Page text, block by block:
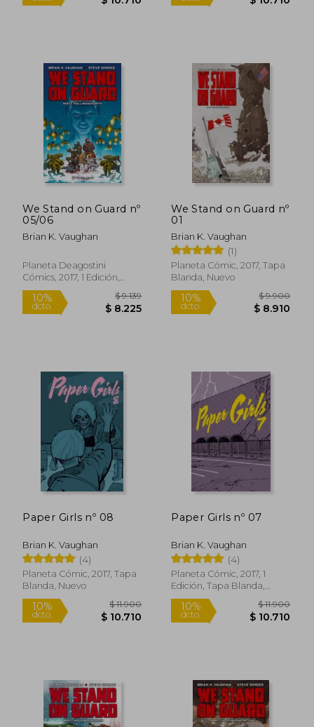
10% 10%
We Stand on Guard nº
05/06
Brian K. Vaughan
Planeta Deagostini
Cómics, 2017, 1 Edición,
Tapa Blanda, Nuevo
We Stand on Guard nº
01
Brian K. Vaughan
(1)
Planeta Cómic, 2017, Tapa
Blanda, Nuevo
Paper Girls nº 08
Brian K. Vaughan
(4)
Planeta Cómic, 2017, Tapa
Blanda, Nuevo
Paper Girls nº 07
Brian K. Vaughan
(4)
Planeta Cómic, 2017, 1
Edición, Tapa Blanda,
Nuevo